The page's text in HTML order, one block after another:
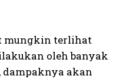
mungkin terlihat
oleh banyak
dampaknya akan